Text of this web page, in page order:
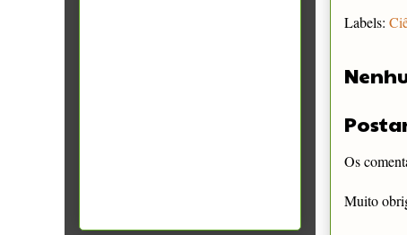
Labels:
Os
Muito